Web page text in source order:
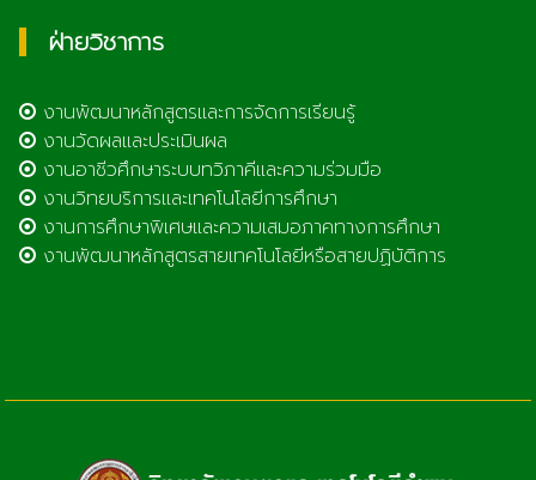
ฝ่ายวิชาการ
งานพัฒนาหลักสูตรและการจัดการเรียนรู้
งานวัดผลและประเมินผล
งานอาชีวศึกษาระบบทวิภาคีและความร่วมมือ
งานวิทยบริการและเทคโนโลยีการศึกษา
งานการศึกษาพิเศษและความเสมอภาคทางการศึกษา
งานพัฒนาหลักสูตรสายเทคโนโลยีหรือสายปฏิบัติการ